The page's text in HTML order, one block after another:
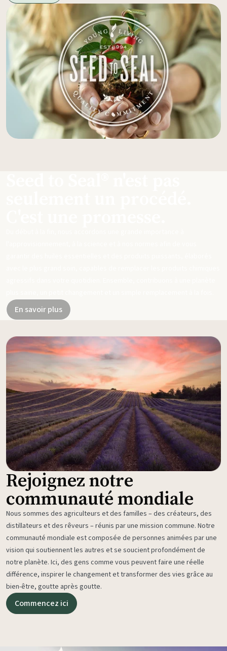
Seed to Seal® n'est pas
En savoir plus
Rejoignez notre
communauté mondiale
Nous sommes des agriculteurs et des familles – des créateurs, des
distillateurs et des rêveurs – réunis par une mission commune. Notre
communauté mondiale est composée de personnes animées par une
vision qui soutiennent les autres et se soucient profondément de
notre planète. Ici, des gens comme vous peuvent faire une réelle
différence, inspirer le changement et transformer des vies grâce au
bien-être, goutte après goutte.
Commencez ici